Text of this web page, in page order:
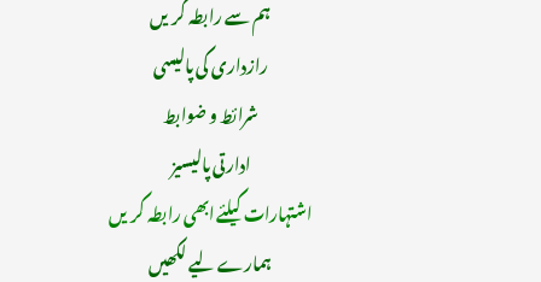
ہم سے رابطہ کریں
رازداری کی پالیسی
شرائط و ضوابط
ادارتی پالیسیز
اشتہارات کیلئے ابھی رابطہ کریں
ہمارے لیے لکھیں